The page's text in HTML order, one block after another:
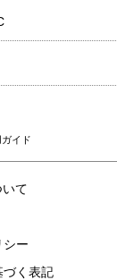
ガイド
て
シー
づく表記